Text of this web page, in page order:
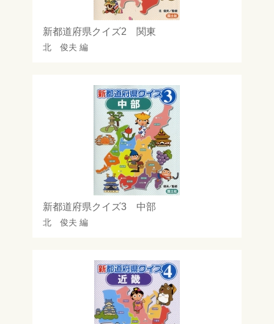
新都道府県クイズ2 関東
北 俊夫 編
新都道府県クイズ3 中部
北 俊夫 編